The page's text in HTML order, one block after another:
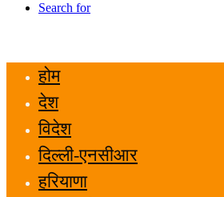
Search for
होम
देश
विदेश
दिल्ली-एनसीआर
हरियाणा